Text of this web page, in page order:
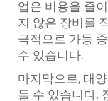
업은 비용을 줄
지 않은 장비를
극적으로 가동
수 있습니다.
마지막으로, 태
들 수 있습니다.